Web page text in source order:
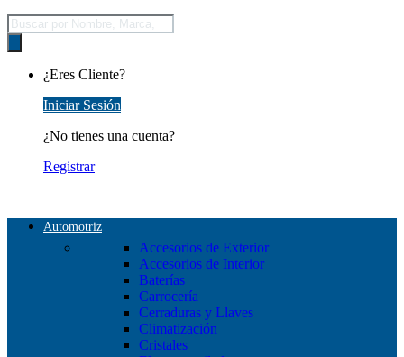
Búsqueda
de
productos
¿Eres Cliente?
Iniciar Sesión
¿No tienes una cuenta?
Registrar
Automotriz
Accesorios de Exterior
Accesorios de Interior
Baterías
Carrocería
Cerraduras y Llaves
Climatización
Cristales